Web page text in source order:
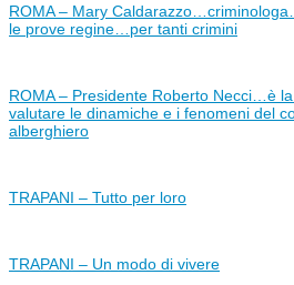
ROMA – Mary
le prove regine…per tanti crimini
ROMA – Presidente Roberto Necci…è
valutare le dinamiche e i fenomeni del
alberghiero
TRAPANI – Tutto per loro
TRAPANI – Un modo di vivere